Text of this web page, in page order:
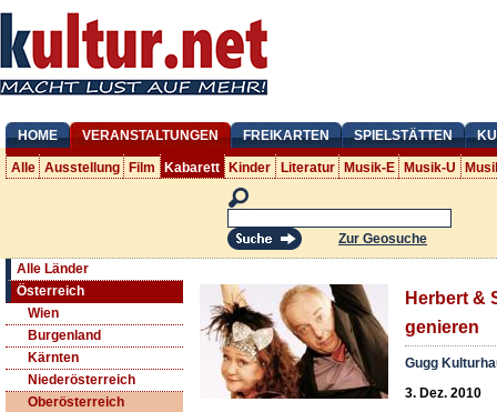
HOME VERANSTALTUNGEN FREIKARTEN SPIELSTÄTTEN
Alle Ausstellung Film Kabarett Kinder Literatur Musik-E Musik-U
Zur Geosuche
Alle Länder
Österreich
Wien
Burgenland
Kärnten
Niederösterreich
Oberösterreich
Herbert &
genieren
Gugg
3. Dez. 2010